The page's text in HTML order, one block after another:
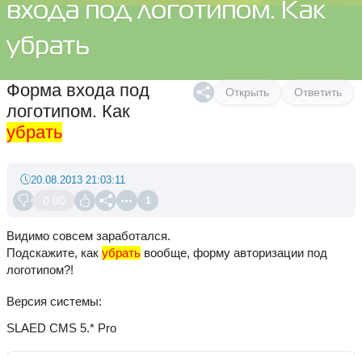
входа под логотипом. Как
убрать
Открыть Ответить
Форма входа под
логотипом. Как
убрать
0.00 1
20.08.2013 21:03:11
Видимо совсем заработался.
Подскажите, как убрать вообще, форму авторизации под
логотипом?!
Версия системы
SLAED CMS 5.* Pro